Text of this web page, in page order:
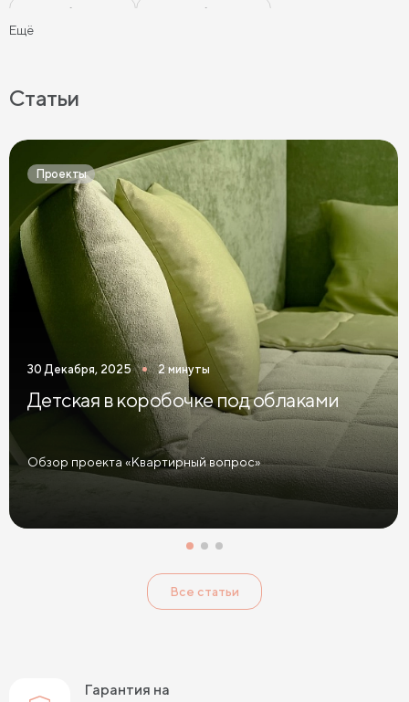
Белые банкетки Черные банкетки
Большие пуфы Мягкие пуфы Пуфы велюр
Ещё
Статьи
Проекты
30 Декабря, 2025 2 минуты
Детская в коробочке под облаками
Обзор проекта «Квартирный вопрос»
Все статьи
Гарантия на